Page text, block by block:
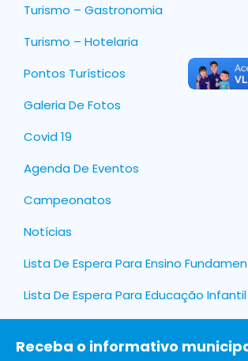
Turismo – Gastronomia
Turismo – Hotelaria
Pontos Turísticos
Galeria De Fotos
Covid 19
Agenda De Eventos
Campeonatos
Notícias
Lista De Espera Para Ensino
Lista De Espera Para Educação Infantil
Receba o informativo